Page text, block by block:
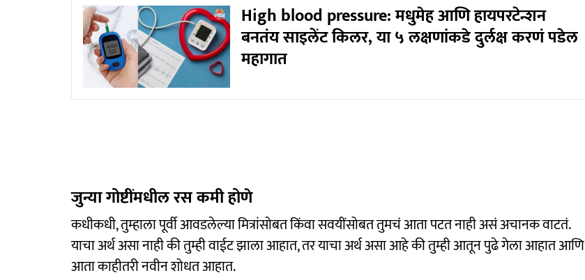
High blood pressure: मधुमेह आणि हायपरटेन्शन
बनतंय साइलेंट किलर, या ५ लक्षणांकडे दुर्लक्ष करणं पडेल
महागात
जुन्या गोष्टींमधील रस कमी होणे
कधीकधी, तुम्हाला पूर्वी आवडलेल्या मित्रांसोबत किंवा सवयींसोबत तुमचं आता पटत नाही असं अचानक वाटतं.
याचा अर्थ असा नाही की तुम्ही वाईट झाला आहात, तर याचा अर्थ असा आहे की तुम्ही आतून पुढे गेला आहात आणि
आता काहीतरी नवीन शोधत आहात.